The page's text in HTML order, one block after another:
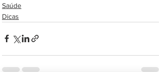
Saúde
Dicas